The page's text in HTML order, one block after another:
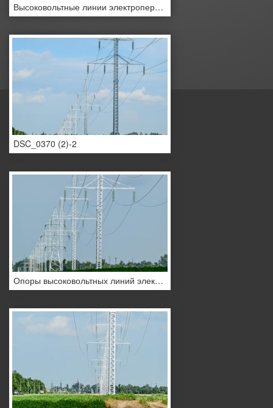
Высоковольтные линии электропередач
DSC_0370 (2)-2
Опоры высоковольтных линий электропередач